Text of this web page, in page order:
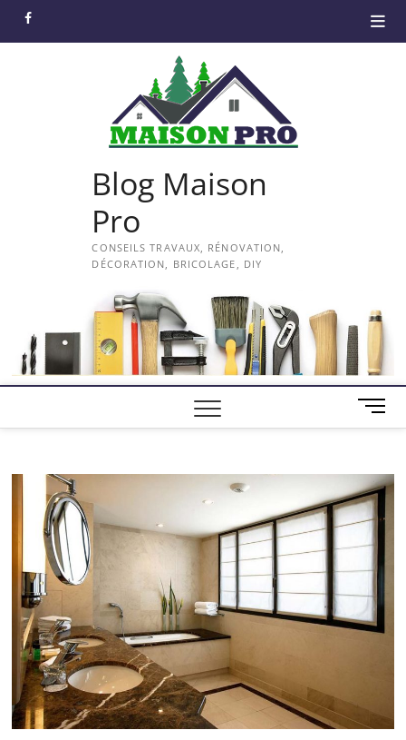
facebook
Blog Maison
Pro
CONSEILS TRAVAUX, RÉNOVATION,
DÉCORATION, BRICOLAGE, DIY
M
e
B
u
t
t